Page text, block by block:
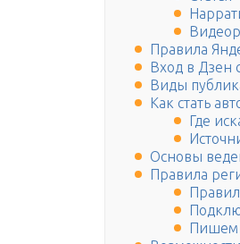
Правила
Вход в Дзен
Виды
Как стать
Где
Основы
Правила
Пишем